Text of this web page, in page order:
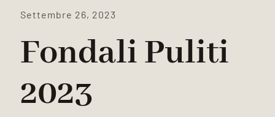
Settembre 26, 2023
Fondali Puliti
2023